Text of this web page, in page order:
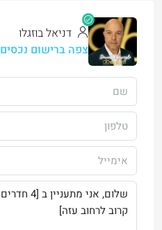
דניאל בוזגלו
צפה ברישום נכסים